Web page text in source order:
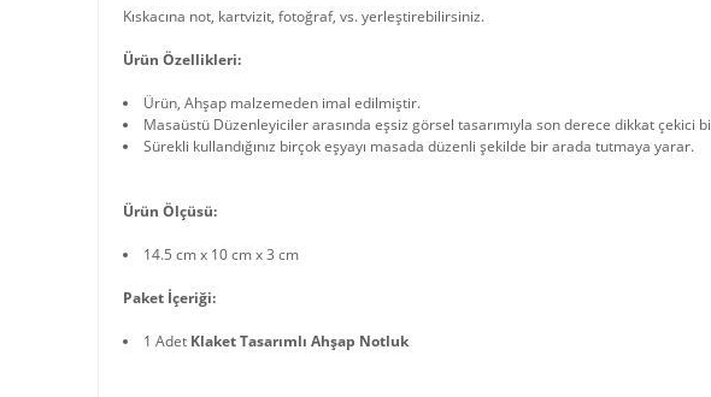
Kıskacına not, kartvizit, fotoğraf, vs. yerleştirebilirsiniz.
Ürün Özellikleri:
Ürün, Ahşap malzemeden imal edilmiştir.
Masaüstü Düzenleyiciler arasında eşsiz görsel tasarımıyla son derece dikkat çekici
Sürekli kullandığınız birçok eşyayı masada düzenli şekilde bir arada tutmaya yarar.
Ürün Ölçüsü:
14.5 cm x 10 cm x 3 cm
Paket İçeriği:
1 Adet Klaket Tasarımlı Ahşap Notluk